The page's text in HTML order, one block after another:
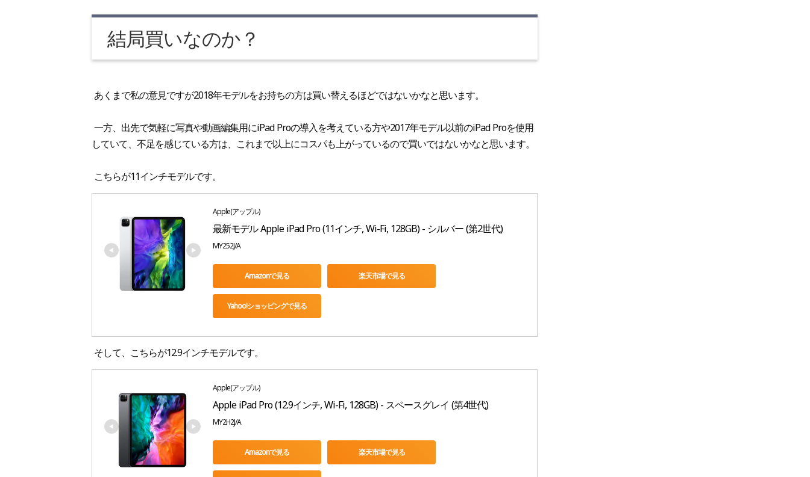
結局買いなのか？
あくまで私の意見ですが2018年モデルをお持ちの方は買い替えるほどではないかなと思います。
一方、出先で気軽に写真や動画編集用にiPad Proの導入を考えている方や2017年モデル以前のiPad Proを使用
していて、不足を感じている方は、これまで以上にコスパも上がっているので買いではないかなと思います。
こちらが11インチモデルです。
Apple(アップル)
最新モデル Apple iPad Pro (11インチ, Wi-Fi, 128GB) - シルバー (第2世代)
MY252J/A
Amazonで見る 楽天市場で見る
Yahoo!ショッピングで見る
そして、こちらが12.9インチモデルです。
Apple(アップル)
Apple iPad Pro (12.9インチ, Wi-Fi, 128GB) - スペースグレイ (第4世代)
MY2H2J/A
Amazonで見る 楽天市場で見る